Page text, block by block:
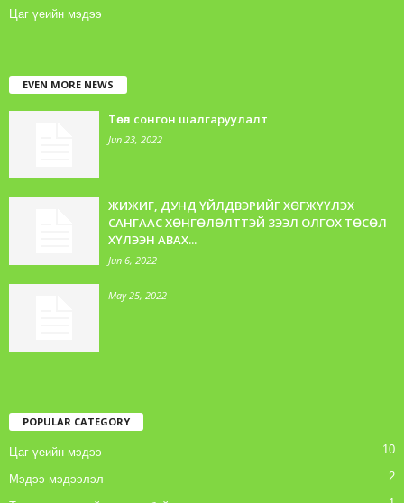
Цаг үеийн мэдээ
EVEN MORE NEWS
Төсөл сонгон шалгаруулалт
Jun 23, 2022
ЖИЖИГ, ДУНД ҮЙЛДВЭРИЙГ ХӨГЖҮҮЛЭХ
САНГААС ХӨНГӨЛӨЛТТЭЙ ЗЭЭЛ ОЛГОХ ТӨСӨЛ
ХҮЛЭЭН АВАХ...
Jun 6, 2022
May 25, 2022
POPULAR CATEGORY
Цаг үеийн мэдээ 10
Мэдээ мэдээлэл 2